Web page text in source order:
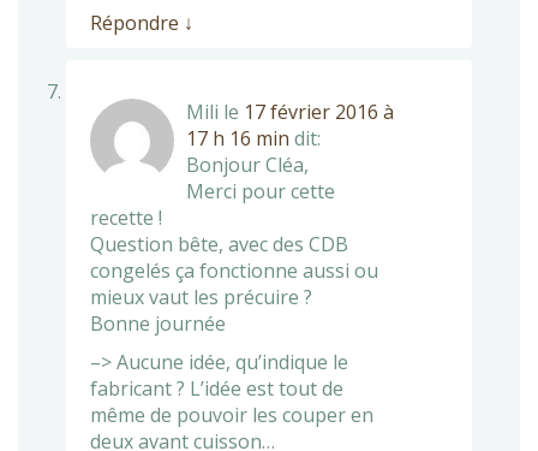
Répondre ↓
Mili le 17 février 2016 à
17 h 16 min dit:
Bonjour Cléa,
Merci pour cette
recette !
Question bête, avec des CDB
congelés ça fonctionne aussi ou
mieux vaut les précuire ?
Bonne journée
–> Aucune idée, qu’indique le
fabricant ? L’idée est tout de
même de pouvoir les couper en
deux avant cuisson…